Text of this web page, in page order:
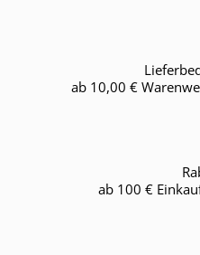
ab 10,00 €
ab 100 €